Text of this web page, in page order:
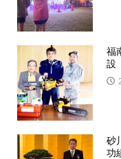
福
設
砂
功